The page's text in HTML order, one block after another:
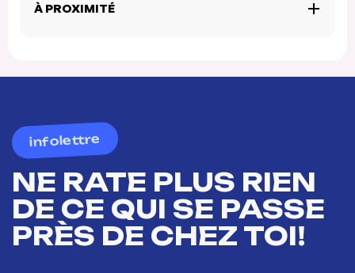
À PROXIMITÉ
infolettre
NE RATE PLUS RIEN
DE CE QUI SE PASSE
PRÈS DE CHEZ TOI!